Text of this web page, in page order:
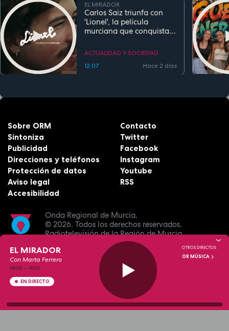
EL MIRADOR
Carlos Saiz triunfa con
'Lionel', la película
murciana que conquista
estreno
ACTUALIDAD Y SOCIEDAD
12:07
Hace 2 días
Onda Regional de Murcia.
© 2026. Todos los derechos reservados.
Radiotelevisión de la Región de Murcia.
Sobre ORM
Sintoniza
Publicidad
Direcciones y teléfonos
Protección de datos
Aviso legal
Accesibilidad
Contacto
Twitter
Facebook
Instagram
Youtube
RSS
EL MIRADOR
Con Marta Ferrero
09:00—14:00
EN DIRECTO
OTROS DIRECTOS:
OR MÚSICA